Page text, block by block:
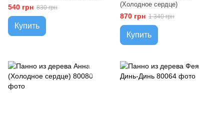
540 грн 830 грн
Купить
(Холодное сердце)
870 грн 1 340 грн
Купить